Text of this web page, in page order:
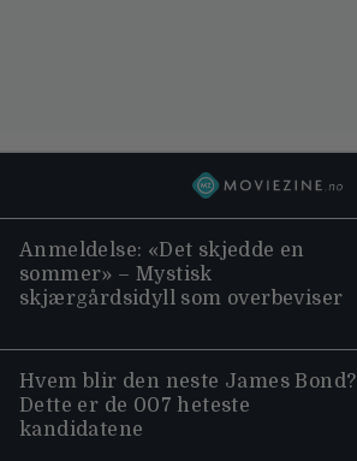
Anmeldelse: «Det skjedde en
sommer» – Mystisk
skjærgårdsidyll som overbeviser
Hvem blir den neste James Bond?
Dette er de 007 heteste
kandidatene